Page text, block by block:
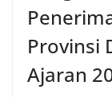
Provinsi
Ajaran